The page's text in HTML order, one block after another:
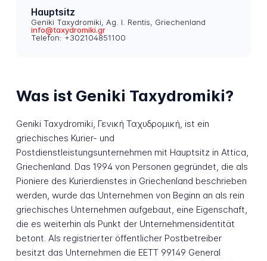
Hauptsitz
Geniki Taxydromiki, Ag. I. Rentis, Griechenland
info@taxydromiki.gr
Telefon: +302104851100
Was ist Geniki Taxydromiki?
Geniki Taxydromiki, Γενική Ταχυδρομική, ist ein
griechisches Kurier- und
Postdienstleistungsunternehmen mit Hauptsitz in Attica,
Griechenland. Das 1994 von Personen gegründet, die als
Pioniere des Kurierdienstes in Griechenland beschrieben
werden, wurde das Unternehmen von Beginn an als rein
griechisches Unternehmen aufgebaut, eine Eigenschaft,
die es weiterhin als Punkt der Unternehmensidentität
betont. Als registrierter öffentlicher Postbetreiber
besitzt das Unternehmen die EETT 99149 General